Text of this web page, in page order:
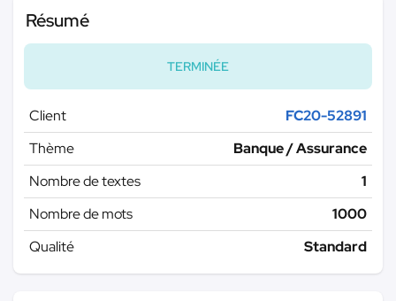
Résumé
TERMINÉE
Client
FC20-52891
Thème
Banque / Assurance
Nombre de textes
1
Nombre de mots
1000
Qualité
Standard